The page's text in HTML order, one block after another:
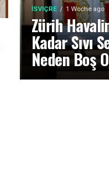
İSVIÇRE 1 Woche ago
Zürih
Kadar Sıvı
Neden Boş